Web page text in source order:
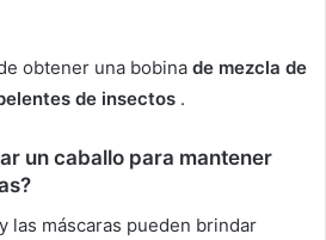
obtener una bobina de mezcla de
de insectos .
un caballo para mantener
las máscaras pueden brindar